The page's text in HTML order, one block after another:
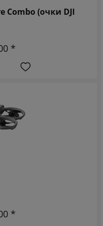
Combo (очки DJI
*
*